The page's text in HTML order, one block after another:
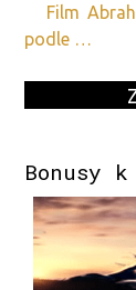
film Abraham Lincoln: Vampire Hunter byl natočen
podle …
Bonusy